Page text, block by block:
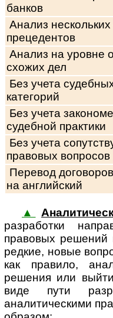
банков
Анализ
прецедентов
Анализ на уровне
схожих дел
Без учета
категорий
Без учета
судебной практики
Без учета
правовых вопросов
Перевод
на английский
▲
раз­ра­бот­ки
правовых решений
редкие, новые
как правило,
решения или
виде пути
аналитическими